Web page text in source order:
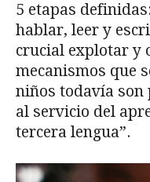
5 etapas
hablar, leer y
crucial explotar y
mecanismos que
niños todavía son
al servicio del
tercera lengua”.